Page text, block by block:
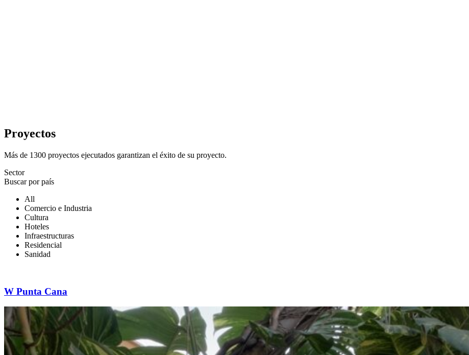
Proyectos
Más de 1300 proyectos ejecutados garantizan el éxito de su proyecto.
Sector
Buscar por país
All
Comercio e Industria
Cultura
Hoteles
Infraestructuras
Residencial
Sanidad
W Punta Cana